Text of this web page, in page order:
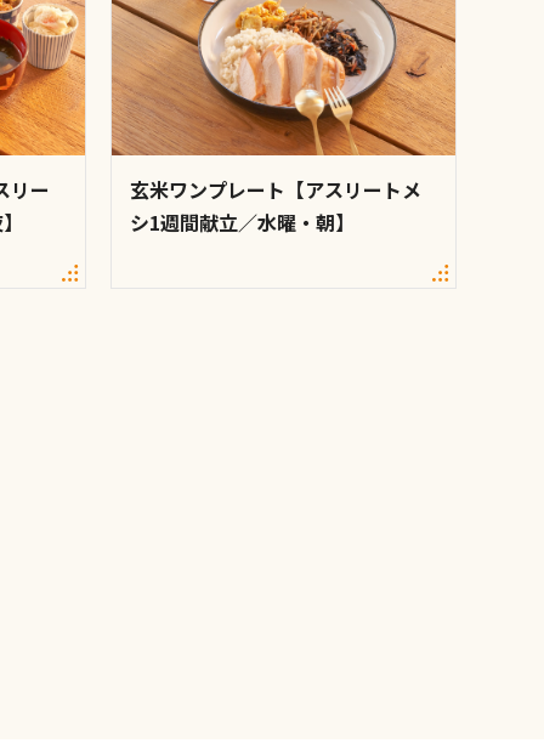
リー
玄米ワンプレート【アスリートメ
シ1週間献立／水曜・朝】